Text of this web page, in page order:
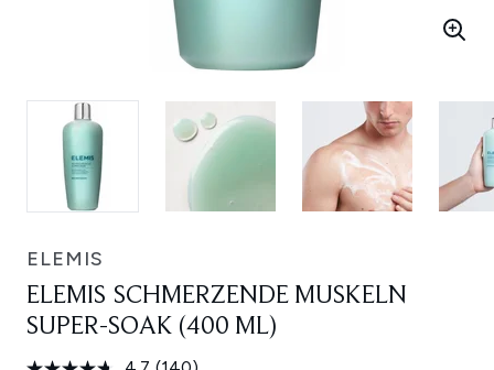
ELEMIS
ELEMIS SCHMERZENDE MUSKELN
SUPER-SOAK (400 ML)